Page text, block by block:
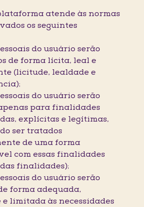
atende às normas
os seguintes
do usuário serão
de forma lícita, leal e
(licitude, lealdade e
do usuário serão
para finalidades
explícitas e legítimas,
ser tratados
de uma forma
com essas finalidades
finalidades);
do usuário serão
forma adequada,
limitada às necessidades